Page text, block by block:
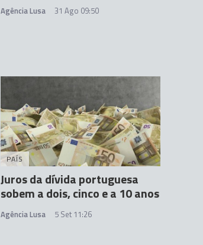
Agência Lusa 31 Ago 09:50
PAÍS
Juros da dívida portuguesa
sobem a dois, cinco e a 10 anos
Agência Lusa 5 Set 11:26